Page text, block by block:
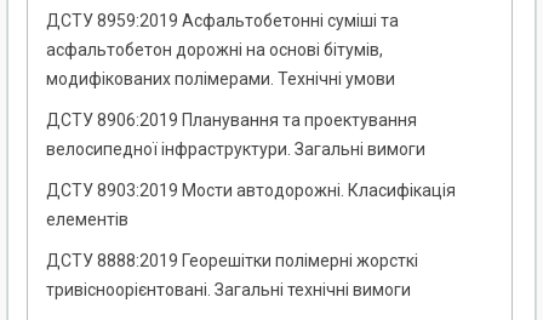
ДСТУ 8959:2019 Асфальтобетонні суміші та
асфальтобетон дорожні на основі бітумів,
модифікованих полімерами. Технічні умови
ДСТУ 8906:2019 Планування та проектування
велосипедної інфраструктури. Загальні вимоги
ДСТУ 8903:2019 Мости автодорожні. Класифікація
елементів
ДСТУ 8888:2019 Георешітки полімерні жорсткі
тривісноорієнтовані. Загальні технічні вимоги